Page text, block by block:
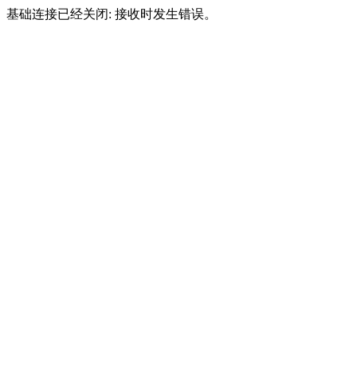
基础连接已经关闭: 接收时发生错误。